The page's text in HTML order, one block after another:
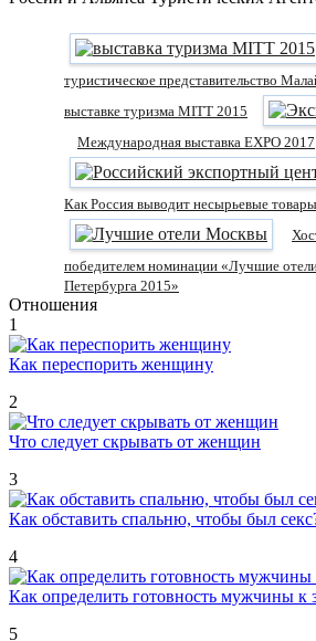
туристическое представительство
выставке туризма MITT 2015
Международная выставка EXPO 2017
Как Россия выводит несырьевые
победителем номинации «Лучшие
Петербурга 2015»
Отношения
1
Как переспорить женщину
2
Что следует скрывать от женщин
3
Как обставить спальню, чтобы был
4
Как определить готовность мужчины к
5